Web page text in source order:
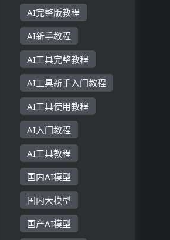
AI完整版教程
AI新手教程
AI工具完整教程
AI工具新手入门教程
AI工具使用教程
AI入门教程
AI工具教程
国内AI模型
国内大模型
国产AI模型